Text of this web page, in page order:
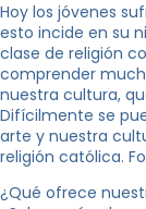
Hoy los jóvenes
esto incide en su
clase de religión
comprender
nuestra cultura,
Difícilmente se
arte y nuestra
religión católica.
¿Qué ofrece